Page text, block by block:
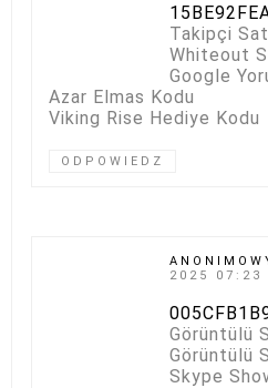
Takipçi
Whiteout
Google
Azar Elmas Kodu
Viking Rise Hediye Kodu
ODPOWIEDZ
2025 07:23
Görüntülü
Görüntülü
Skype